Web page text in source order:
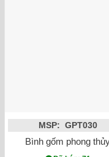
MSP: GPT030
Bình gốm phong